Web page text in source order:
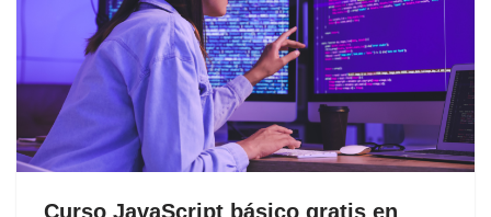
Curso JavaScript básico gratis en